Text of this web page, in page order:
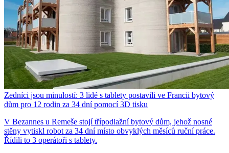
Zedníci jsou minulostí: 3 lidé s tablety postavili ve Francii bytový
dům pro 12 rodin za 34 dní pomocí 3D tisku
V Bezannes u Remeše stojí třípodlažní bytový dům, jehož nosné
stěny vytiskl robot za 34 dní místo obvyklých měsíců ruční práce.
Řídili to 3 operátoři s tablety.